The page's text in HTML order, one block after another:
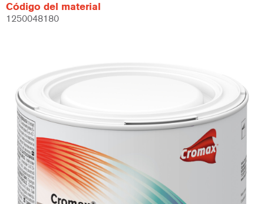
Código del material
1250048180